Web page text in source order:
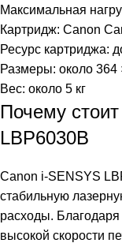
Максимальная
Картридж: Canon
Ресурс картриджа:
Размеры: около
Вес: около 5 кг
Почему
LBP6030B
Canon i-SENSYS
стабильную
расходы.
высокой скорости